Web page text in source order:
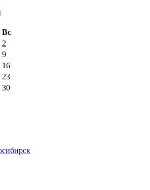
Вс
2
9
16
23
30